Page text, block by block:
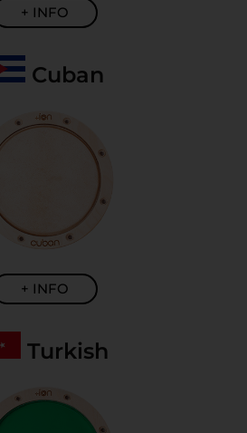
+ INFO
Cuban
+ INFO
Turkish